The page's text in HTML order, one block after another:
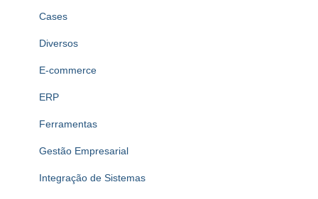
Cases
Diversos
E-commerce
ERP
Ferramentas
Gestão Empresarial
Integração de Sistemas